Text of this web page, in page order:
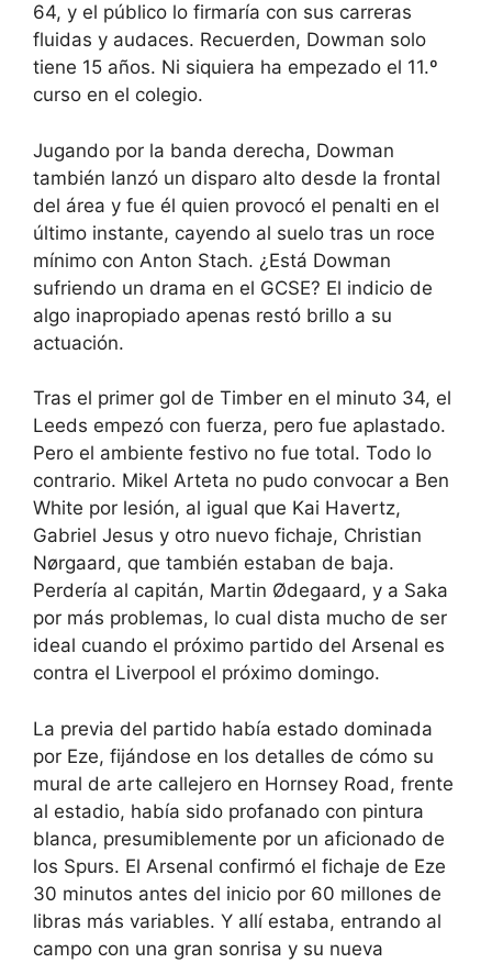
64, y el público lo firmaría con sus carreras
fluidas y audaces. Recuerden, Dowman solo
tiene 15 años. Ni siquiera ha empezado el 11.º
curso en el colegio.
Jugando por la banda derecha, Dowman
también lanzó un disparo alto desde la frontal
del área y fue él quien provocó el penalti en el
último instante, cayendo al suelo tras un roce
mínimo con Anton Stach. ¿Está Dowman
sufriendo un drama en el GCSE? El indicio de
algo inapropiado apenas restó brillo a su
actuación.
Tras el primer gol de Timber en el minuto 34, el
Leeds empezó con fuerza, pero fue aplastado.
Pero el ambiente festivo no fue total. Todo lo
contrario. Mikel Arteta no pudo convocar a Ben
White por lesión, al igual que Kai Havertz,
Gabriel Jesus y otro nuevo fichaje, Christian
Nørgaard, que también estaban de baja.
Perdería al capitán, Martin Ødegaard, y a Saka
por más problemas, lo cual dista mucho de ser
ideal cuando el próximo partido del Arsenal es
contra el Liverpool el próximo domingo.
La previa del partido había estado dominada
por Eze, fijándose en los detalles de cómo su
mural de arte callejero en Hornsey Road, frente
al estadio, había sido profanado con pintura
blanca, presumiblemente por un aficionado de
los Spurs. El Arsenal confirmó el fichaje de Eze
30 minutos antes del inicio por 60 millones de
libras más variables. Y allí estaba, entrando al
campo con una gran sonrisa y su nueva